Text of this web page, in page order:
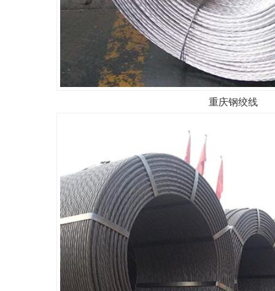
重庆钢绞线